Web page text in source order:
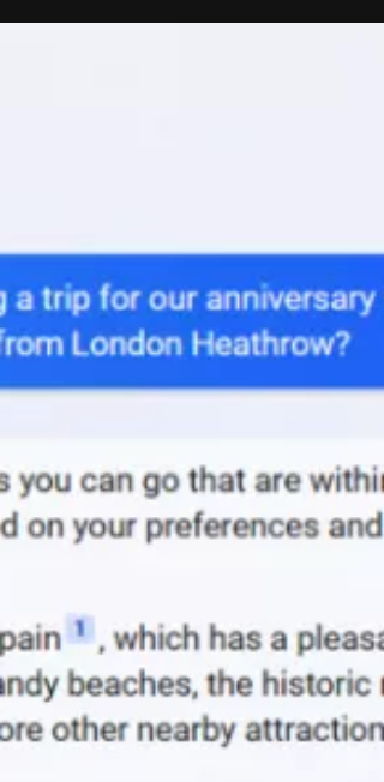
встроенного в процессор AMD Ryzen AI Z2 Extreme